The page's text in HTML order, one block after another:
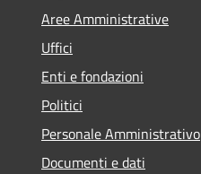
Aree Amministrative
Uffici
Enti e fondazioni
Politici
Personale Amministrativo
Documenti e dati